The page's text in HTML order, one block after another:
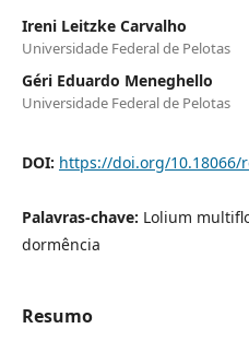
Ireni Leitzke Carvalho
Universidade Federal de Pelotas
Géri Eduardo Meneghello
Universidade Federal de Pelotas
DOI: https://doi.org/10.18066/
Palavras-chave: Lolium
dormência
Resumo